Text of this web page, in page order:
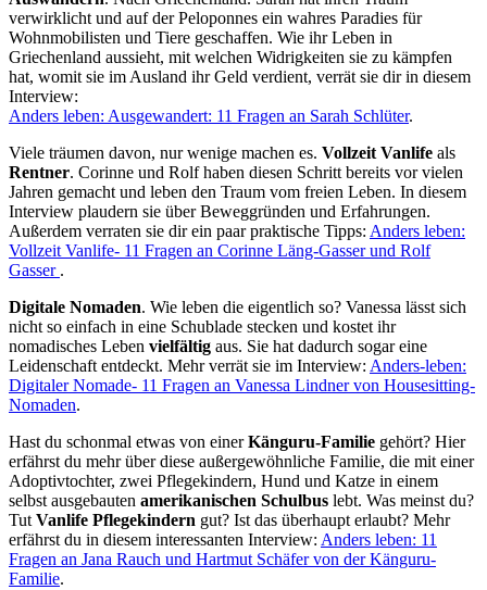
verwirklicht und auf der Peloponnes ein wahres Paradies für
Wohnmobilisten und Tiere geschaffen. Wie ihr Leben in
Griechenland aussieht, mit welchen Widrigkeiten sie zu kämpfen
hat, womit sie im Ausland ihr Geld verdient, verrät sie dir in diesem
Interview:
Anders leben: Ausgewandert: 11 Fragen an Sarah Schlüter.
Viele träumen davon, nur wenige machen es. Vollzeit Vanlife als
Rentner. Corinne und Rolf haben diesen Schritt bereits vor vielen
Jahren gemacht und leben den Traum vom freien Leben. In diesem
Interview plaudern sie über Beweggründen und Erfahrungen.
Außerdem verraten sie dir ein paar praktische Tipps: Anders leben:
Vollzeit Vanlife- 11 Fragen an Corinne Läng-Gasser und Rolf
Gasser .
Digitale Nomaden. Wie leben die eigentlich so? Vanessa lässt sich
nicht so einfach in eine Schublade stecken und kostet ihr
nomadisches Leben vielfältig aus. Sie hat dadurch sogar eine
Leidenschaft entdeckt. Mehr verrät sie im Interview: Anders-leben:
Digitaler Nomade- 11 Fragen an Vanessa Lindner von Housesitting-
Nomaden.
Hast du schonmal etwas von einerKänguru-Familie gehört? Hier
erfährst du mehr über diese außergewöhnliche Familie, die mit einer
Adoptivtochter, zwei Pflegekindern, Hund und Katze in einem
selbst ausgebauten amerikanischen Schulbus lebt. Was meinst du?
Tut Vanlife Pflegekindern gut? Ist das überhaupt erlaubt? Mehr
erfährst du in diesem interessanten Interview: Anders leben: 11
Fragen an Jana Rauch und Hartmut Schäfer von der Känguru-
Familie.